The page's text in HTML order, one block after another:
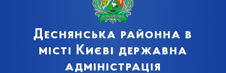
Деснянська районна в
місті Києві державна
адміністрація